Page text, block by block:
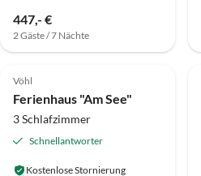
447,- €
2 Gäste / 7 Nächte
5.0 (5)
Vöhl
Ferienhaus "Am See"
3 Schlafzimmer
Schnellantworter
Kostenlose Stornierung